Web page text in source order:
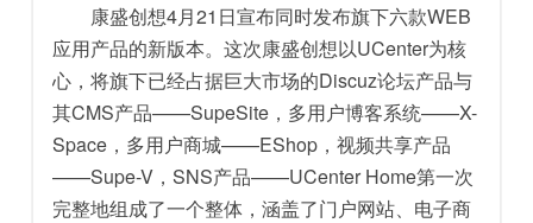
康盛创想4月21日宣布同时发布旗下六款WEB
应用产品的新版本。这次康盛创想以UCenter为核
心，将旗下已经占据巨大市场的Discuz论坛产品与
其CMS产品——SupeSite，多用户博客系统——X-
Space，多用户商城——EShop，视频共享产品
——Supe-V，SNS产品——UCenter Home第一次
完整地组成了一个整体，涵盖了门户网站、电子商